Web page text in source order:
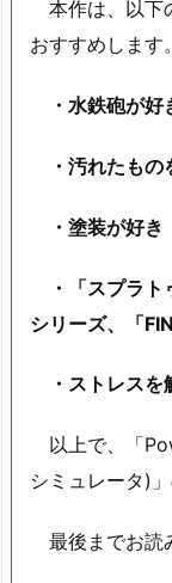
本作は、以下
おすすめします。
・水鉄砲が好
・汚れたも
・塗装が好き
・「スプラ
シリーズ、「
・ストレス
以上で、「
シミュレータ)
最後までお読